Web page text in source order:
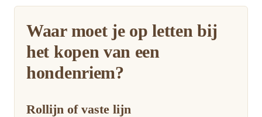
Waar moet je op letten bij
het kopen van een
hondenriem?
Rollijn of vaste lijn